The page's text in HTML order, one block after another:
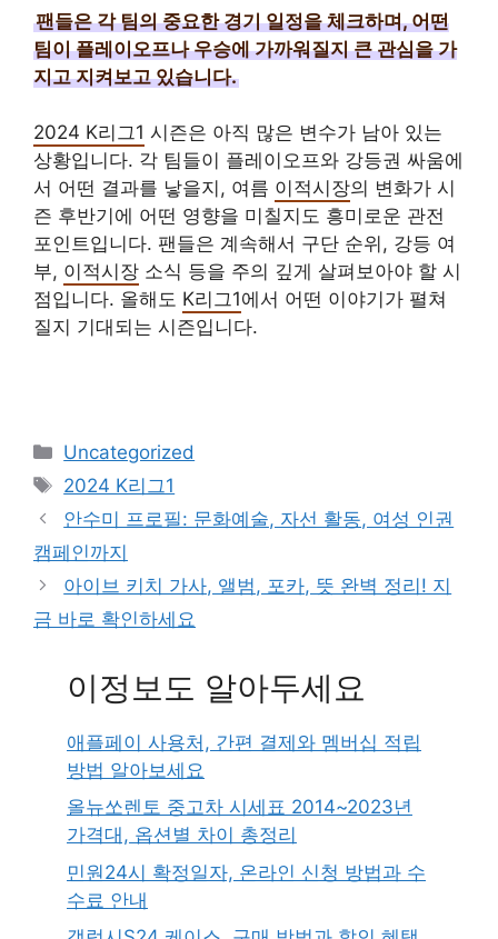
팬들은 각 팀의 중요한 경기 일정을 체크하며, 어떤
팀이 플레이오프나 우승에 가까워질지 큰 관심을 가
지고 지켜보고 있습니다.
2024 K리그1 시즌은 아직 많은 변수가 남아 있는
상황입니다. 각 팀들이 플레이오프와 강등권 싸움에
서 어떤 결과를 낳을지, 여름 이적시장의 변화가 시
즌 후반기에 어떤 영향을 미칠지도 흥미로운 관전
포인트입니다. 팬들은 계속해서 구단 순위, 강등 여
부, 이적시장 소식 등을 주의 깊게 살펴보아야 할 시
점입니다. 올해도 K리그1에서 어떤 이야기가 펼쳐
질지 기대되는 시즌입니다.
Categories
Uncategorized
Tags
2024 K리그1
안수미 프로필: 문화예술, 자선 활동, 여성 인권
캠페인까지
아이브 키치 가사, 앨범, 포카, 뜻 완벽 정리! 지
금 바로 확인하세요
이정보도 알아두세요
애플페이 사용처, 간편 결제와 멤버십 적립
방법 알아보세요
올뉴쏘렌토 중고차 시세표 2014~2023년
가격대, 옵션별 차이 총정리
민원24시 확정일자, 온라인 신청 방법과 수
수료 안내